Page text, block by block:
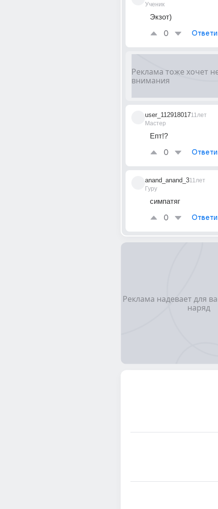
Ученик
Экзот)
0
user_112918017
Мастер
11лет
Епт!?
0
anand_anand_3
Гуру
11лет
симпатяг
0